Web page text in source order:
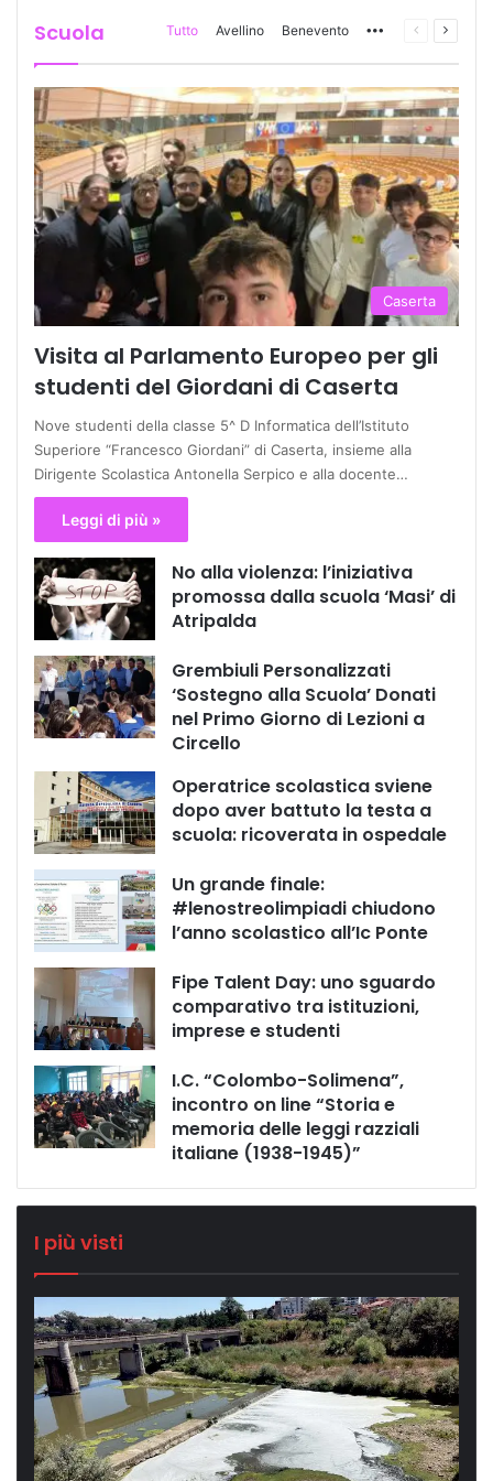
Scuola Tutto Avellino Benevento More Pagina
Caserta
Visita al Parlamento Europeo per gli
studenti del Giordani di Caserta
Nove studenti della classe 5^ D Informatica dell’Istituto
Superiore “Francesco Giordani” di Caserta, insieme alla
Dirigente Scolastica Antonella Serpico e alla docente…
Leggi di più »
No alla violenza: l’iniziativa
promossa dalla scuola ‘Masi’ di
Atripalda
Grembiuli Personalizzati
‘Sostegno alla Scuola’ Donati
nel Primo Giorno di Lezioni a
Circello
Operatrice scolastica sviene
dopo aver battuto la testa a
scuola: ricoverata in ospedale
Un grande finale:
#lenostreolimpiadi chiudono
l’anno scolastico all’Ic Ponte
Fipe Talent Day: uno sguardo
comparativo tra istituzioni,
imprese e studenti
I.C. “Colombo-Solimena”,
incontro on line “Storia e
memoria delle leggi razziali
italiane (1938-1945)”
I più visti